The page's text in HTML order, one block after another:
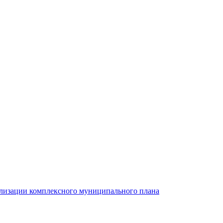
комплексного муниципального плана